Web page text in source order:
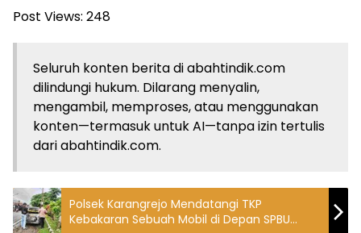
Post Views: 248
Seluruh konten berita di abahtindik.com
dilindungi hukum. Dilarang menyalin,
mengambil, memproses, atau menggunakan
konten—termasuk untuk AI—tanpa izin tertulis
dari abahtindik.com.
Polsek Karangrejo Mendatangi TKP
Kebakaran Sebuah Mobil di Depan SPBU